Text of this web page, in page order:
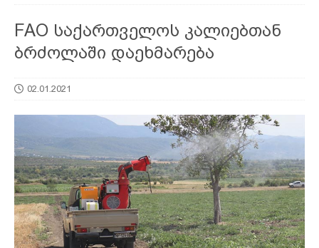
FAO საქართველოს კალიებთან
ბრძოლაში დაეხმარება
02.01.2021